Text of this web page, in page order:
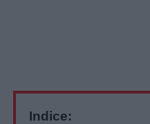
Indice: